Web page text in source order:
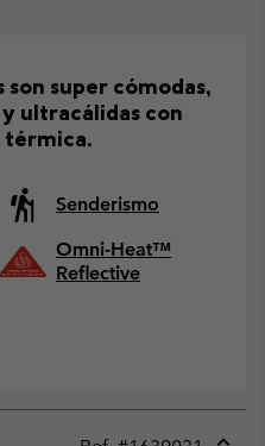
son super cómodas,
ultracálidas con
Senderismo
Omni-Heat™
Reflective